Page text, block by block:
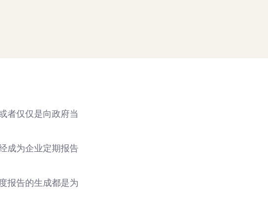
者仅仅是向政府当
成为企业定期报告
报告的生成都是为